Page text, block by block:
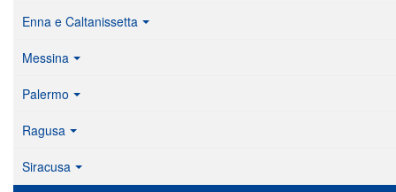
Enna e Caltanissetta
Messina
Palermo
Ragusa
Siracusa